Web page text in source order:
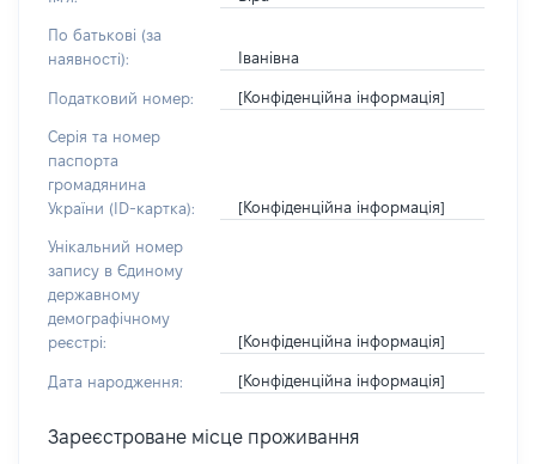
По батькові (за
наявності):
Іванівна
Податковий номер: [Конфіденційна інформація]
Серія та номер
паспорта
громадянина
України (ID-картка):
[Конфіденційна інформація]
Унікальний номер
запису в Єдиному
державному
демографічному
реєстрі:
[Конфіденційна інформація]
Дата народження: [Конфіденційна інформація]
Зареєстроване місце проживання